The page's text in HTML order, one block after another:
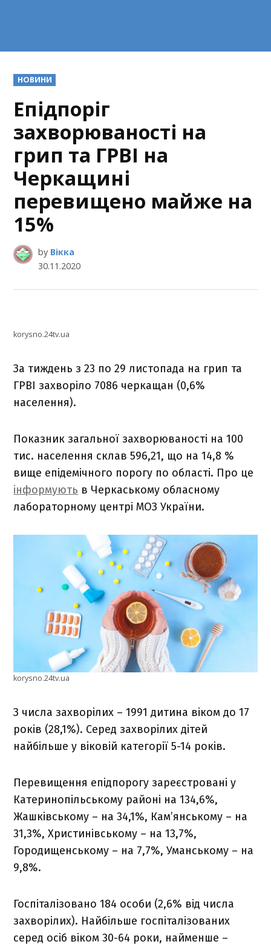
POSTED
IN
НОВИНИ
Епідпоріг
захворюваності на
грип та ГРВІ на
Черкащині
перевищено майже на
15%
by Вікка
30.11.2020
korysno.24tv.ua
За тиждень з 23 по 29 листопада на грип та
ГРВІ захворіло 7086 черкащан (0,6%
населення).
Показник загальної захворюваності на 100
тис. населення склав 596,21, що на 14,8 %
вище епідемічного порогу по області. Про це
інформують в Черкаському обласному
лабораторному центрі МОЗ України.
korysno.24tv.ua
З числа захворілих – 1991 дитина віком до 17
років (28,1%). Серед захворілих дітей
найбільше у віковій категорії 5-14 років.
Перевищення епідпорогу зареєстровані у
Катеринопільському районі на 134,6%,
Жашківському – на 34,1%, Кам’янському – на
31,3%, Христинівському – на 13,7%,
Городищенському – на 7,7%, Уманському – на
9,8%.
Госпіталізовано 184 особи (2,6% від числа
захворілих). Найбільше госпіталізованих
серед осіб віком 30-64 роки, найменше –